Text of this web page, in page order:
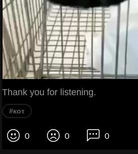
Thank you for listening.
#кот
0 0 0